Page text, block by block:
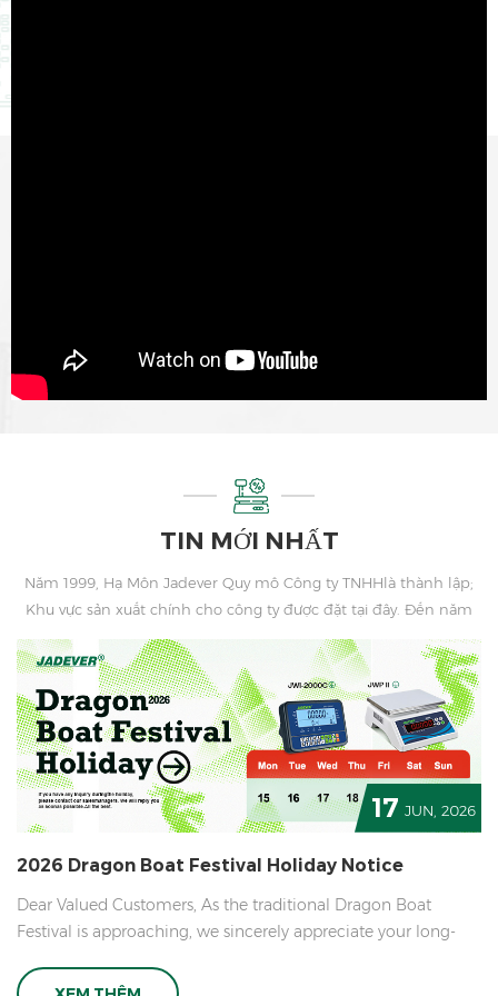
TIN MỚI NHẤT
Năm 1999, Hạ Môn Jadever Quy mô Công ty TNHHlà thành lập;
Khu vực sản xuất chính cho công ty được đặt tại đây. Đến năm
2006 Jadever mua lại ISO 9001: 2000 Chứng nhận.
17 JUN, 2026
2026 Dragon Boat Festival Holiday Notice
Dear Valued Customers, As the traditional Dragon Boat
Festival is approaching, we sincerely appreciate your long-
family a healthy, pleasant and joyful festival! In accordance